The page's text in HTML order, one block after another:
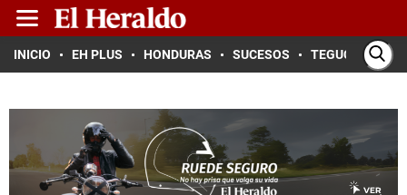
INICIO EH PLUS HONDURAS SUCESOS TEGUCIGALPA